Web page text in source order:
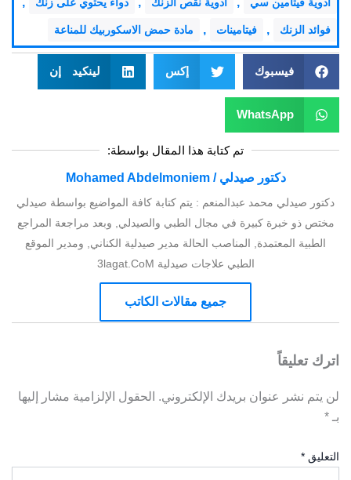
فوائد الزنك , فيتامينات , مادة حمض الاسكوربيك للمناعة
فيسبوك إكس لينكيد إن
WhatsApp
تم كتابة هذا المقال بواسطة:
دكتور صيدلي / Mohamed Abdelmoniem
دكتور صيدلي محمد عبدالمنعم : يتم كتابة كافة المواضيع بواسطة صيدلي
مختص ذو خبرة كبيرة في مجال الطبي والصيدلي, وبعد مراجعة المراجع
الطبية المعتمدة, المناصب الحالة مدير صيدلية الكناني, ومدير الموقع
الطبي علاجات صيدلية 3lagat.CoM
جميع مقالات الكاتب
اترك تعليقاً
لن يتم نشر عنوان بريدك الإلكتروني. الحقول الإلزامية مشار إليها
بـ *
التعليق *